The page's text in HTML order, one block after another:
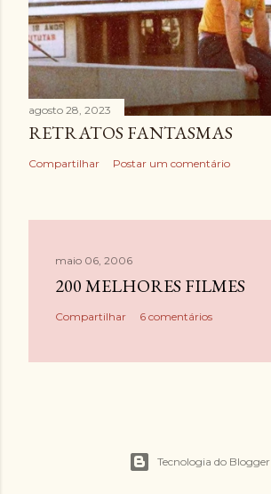
agosto 28, 2023
RETRATOS FANTASMAS
Compartilhar Postar um comentário
maio 06, 2006
200 MELHORES FILMES
Compartilhar 6 comentários
Tecnologia do Blogger